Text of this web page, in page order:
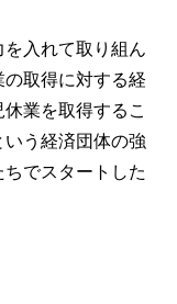
入れて取り組ん
取得に対する経
業を取得するこ
う経済団体の強
でスタートした